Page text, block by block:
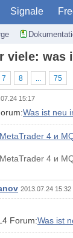
Signale
viele: was
7 8 ... 75
15:17
Was ist neu
MetaTrader 4 и
MetaTrader 4 и
2013.07.24 15:32
Forum:Was ist